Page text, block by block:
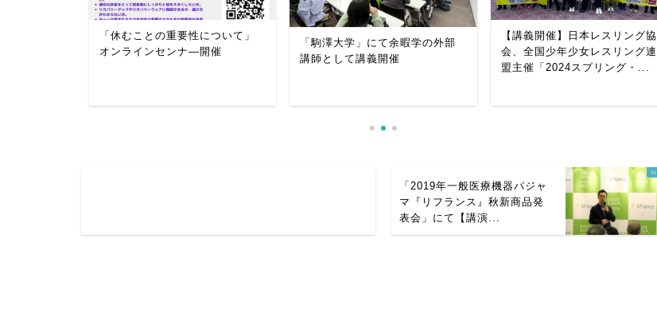
「休むことの重要性について」
オンラインセンナ―開催
「駒澤大学」にて余暇学の外部
講師として講義開催
【講義開催】日本レスリング協
会、全国少年少女レスリング連
盟主催「2024スプリング・...
「2019年一般医療機器パジャ
マ『リフランス』秋新商品発
表会」にて【講演...